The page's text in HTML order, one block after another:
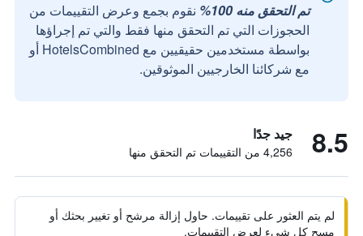
تم التحقق منه 100%
نقوم بجمع وعرض التقييمات من
الحجوزات التي تم التحقق منها فقط والتي تم إجراؤها
بواسطة مستخدمين حقيقيين مع HotelsCombined أو
مع شركائنا الخارجيين الموثوقين.
8.5 جيد جدًا
4,256 من التقييمات تم التحقق منها
لم يتم العثور على تقييمات. حاول إزالة مرشح أو تغيير بحثك أو
مسح كل شيء لعرض التقييمات.